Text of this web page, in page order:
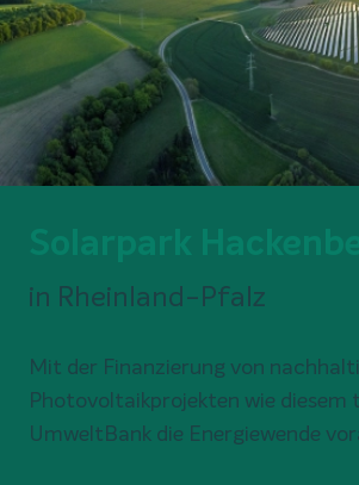
Solarpark
in Rheinland-Pfalz
Mit der Finanzierung von
Photovoltaikprojekten wie diesem
UmweltBank die Energiewende